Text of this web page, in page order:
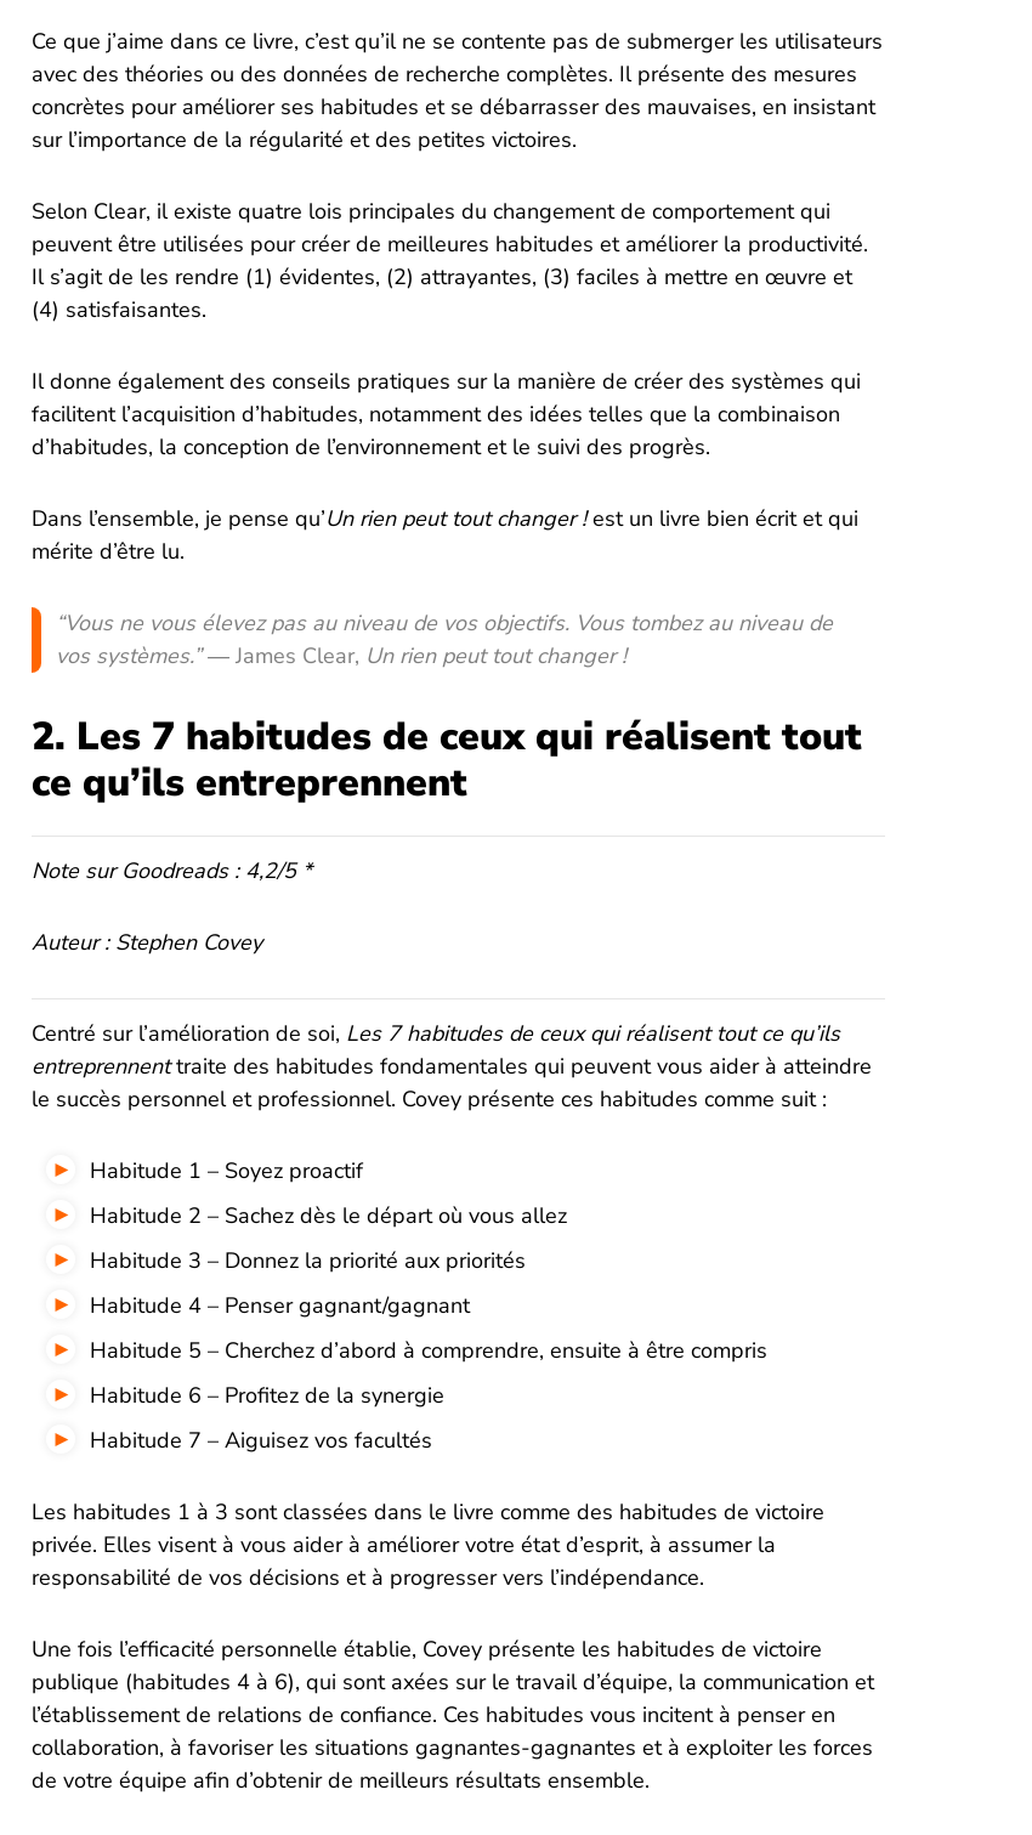
Ce que j’aime dans ce livre, c’est qu’il ne se contente pas de submerger les utilisateurs
avec des théories ou des données de recherche complètes. Il présente des mesures
concrètes pour améliorer ses habitudes et se débarrasser des mauvaises, en insistant
sur l’importance de la régularité et des petites victoires.
Selon Clear, il existe quatre lois principales du changement de comportement qui
peuvent être utilisées pour créer de meilleures habitudes et améliorer la productivité.
Il s’agit de les rendre (1) évidentes, (2) attrayantes, (3) faciles à mettre en œuvre et
(4) satisfaisantes.
Il donne également des conseils pratiques sur la manière de créer des systèmes qui
facilitent l’acquisition d’habitudes, notamment des idées telles que la combinaison
d’habitudes, la conception de l’environnement et le suivi des progrès.
Dans l’ensemble, je pense qu’Un rien peut tout changer !est un livre bien écrit et qui
mérite d’être lu.
“Vous ne vous élevez pas au niveau de vos objectifs. Vous tombez au niveau de
vos systèmes.” ―James Clear, Un rien peut tout changer !
2. Les 7 habitudes de ceux qui réalisent tout
ce qu’ils entreprennent
Note sur Goodreads : 4,2/5 *
Auteur : Stephen Covey
Centré sur l’amélioration de soi, Les 7 habitudes de ceux qui réalisent tout ce qu’ils
entreprennenttraite des habitudes fondamentales qui peuvent vous aider à atteindre
le succès personnel et professionnel. Covey présente ces habitudes comme suit :
Habitude 1 – Soyez proactif
Habitude 2 – Sachez dès le départ où vous allez
Habitude 3 – Donnez la priorité aux priorités
Habitude 4 – Penser gagnant/gagnant
Habitude 5 – Cherchez d’abord à comprendre, ensuite à être compris
Habitude 6 – Profitez de la synergie
Habitude 7 – Aiguisez vos facultés
Les habitudes 1 à 3 sont classées dans le livre comme des habitudes de victoire
privée. Elles visent à vous aider à améliorer votre état d’esprit, à assumer la
responsabilité de vos décisions et à progresser vers l’indépendance.
Une fois l’efficacité personnelle établie, Covey présente les habitudes de victoire
publique (habitudes 4 à 6), qui sont axées sur le travail d’équipe, la communication et
l’établissement de relations de confiance. Ces habitudes vous incitent à penser en
collaboration, à favoriser les situations gagnantes-gagnantes et à exploiter les forces
de votre équipe afin d’obtenir de meilleurs résultats ensemble.